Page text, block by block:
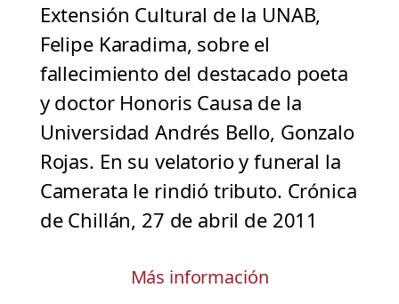
Extensión Cultural de la UNAB,
Felipe Karadima, sobre el
fallecimiento del destacado poeta
y doctor Honoris Causa de la
Universidad Andrés Bello, Gonzalo
Rojas. En su velatorio y funeral la
Camerata le rindió tributo. Crónica
de Chillán, 27 de abril de 2011
Más información